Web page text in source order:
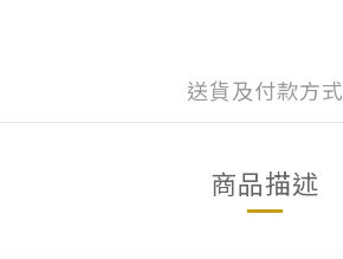
送貨及付款方式
商品描述